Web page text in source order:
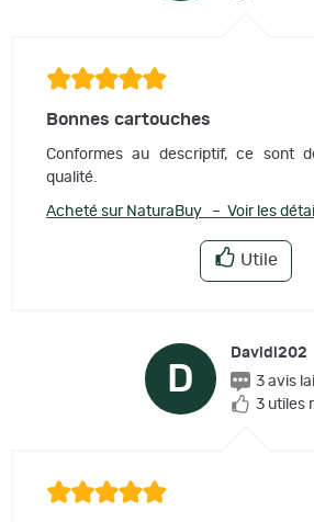
Bonnes cartouches
Conformes au descriptif, ce sont
qualité.
Acheté sur NaturaBuy – Voir les
Utile
D
Davidl202
3 avis
3 utiles